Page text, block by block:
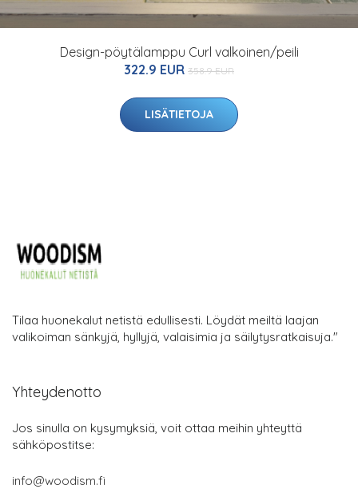
Design-pöytälamppu Curl valkoinen/peili
322.9 EUR 358.9 EUR
LISÄTIETOJA
Tilaa huonekalut netistä edullisesti. Löydät meiltä laajan
valikoiman sänkyjä, hyllyjä, valaisimia ja säilytysratkaisuja."
Yhteydenotto
Jos sinulla on kysymyksiä, voit ottaa meihin yhteyttä
sähköpostitse:
info@woodism.fi